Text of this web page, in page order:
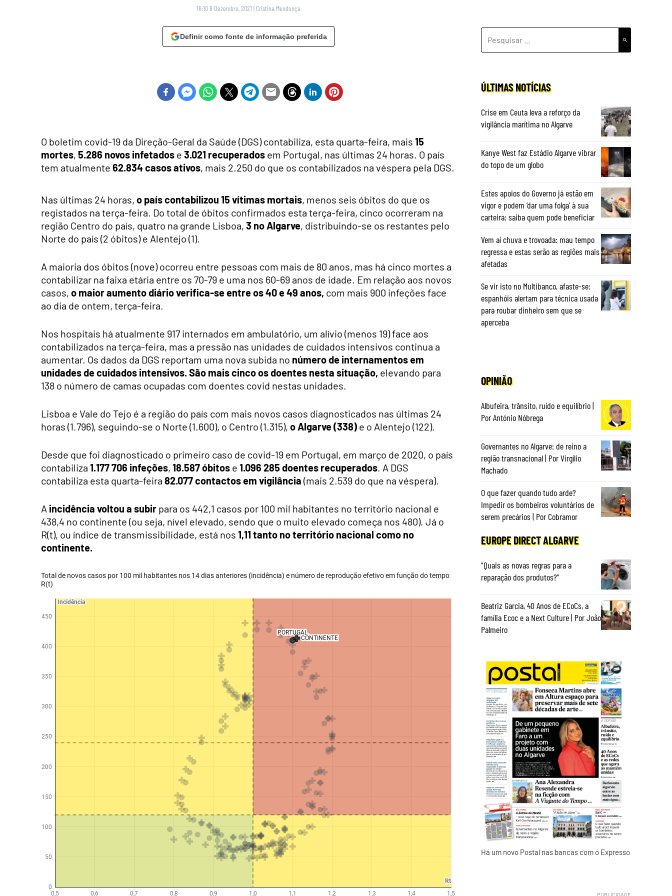
16:10 8 Dezembro, 2021 | Cristina Mendonça
Definir como fonte de informação preferida
O boletim covid-19 da Direção-Geral da Saúde (DGS) contabiliza, esta quarta-feira, mais 15
mortes, 5.286 novos infetados e 3.021 recuperados em Portugal, nas últimas 24 horas. O país
tem atualmente 62.834 casos ativos, mais 2.250 do que os contabilizados na véspera pela DGS.
Nas últimas 24 horas, o país contabilizou 15 vítimas mortais, menos seis óbitos do que os
registados na terça-feira. Do total de óbitos confirmados esta terça-feira, cinco ocorreram na
região Centro do país, quatro na grande Lisboa, 3 no Algarve, distribuindo-se os restantes pelo
Norte do país (2 óbitos) e Alentejo (1).
A maioria dos óbitos (nove) ocorreu entre pessoas com mais de 80 anos, mas há cinco mortes a
contabilizar na faixa etária entre os 70-79 e uma nos 60-69 anos de idade. Em relação aos novos
casos, o maior aumento diário verifica-se entre os 40 e 49 anos, com mais 900 infeções face
ao dia de ontem, terça-feira.
Nos hospitais há atualmente 917 internados em ambulatório, um alívio (menos 19) face aos
contabilizados na terça-feira, mas a pressão nas unidades de cuidados intensivos continua a
aumentar. Os dados da DGS reportam uma nova subida no número de internamentos em
unidades de cuidados intensivos. São mais cinco os doentes nesta situação, elevando para
138 o número de camas ocupadas com doentes covid nestas unidades.
Lisboa e Vale do Tejo é a região do país com mais novos casos diagnosticados nas últimas 24
horas (1.796), seguindo-se o Norte (1.600), o Centro (1.315), o Algarve (338) e o Alentejo (122).
Desde que foi diagnosticado o primeiro caso de covid-19 em Portugal, em março de 2020, o país
contabiliza 1.177 706 infeções, 18.587 óbitos e 1.096 285doentes recuperados. A DGS
contabiliza esta quarta-feira 82.077 contactos em vigilância (mais 2.539 do que na véspera).
A incidência voltou a subir para os 442,1 casos por 100 mil habitantes no território nacional e
438,4 no continente (ou seja, nível elevado, sendo que o muito elevado começa nos 480). Já o
R(t), ou índice de transmissibilidade, está nos 1,11 tanto no território nacional como no
continente.
POR:
ÚLTIMAS NOTÍCIAS
Crise em Ceuta leva a reforço da
vigilância marítima no Algarve
Kanye West faz Estádio Algarve vibrar
do topo de um globo
Estes apoios do Governo já estão em
vigor e podem ‘dar uma folga’ à sua
carteira: saiba quem pode beneficiar
Vem aí chuva e trovoada: mau tempo
regressa e estas serão as regiões mais
afetadas
Se vir isto no Multibanco, afaste-se:
espanhóis alertam para técnica usada
para roubar dinheiro sem que se
aperceba
OPINIÃO
Albufeira, trânsito, ruído e equilíbrio |
Por António Nóbrega
Governantes no Algarve: de reino a
região transnacional | Por Virgílio
Machado
O que fazer quando tudo arde?
Impedir os bombeiros voluntários de
serem precários | Por Cobramor
EUROPE DIRECT ALGARVE
“Quais as novas regras para a
reparação dos produtos?”
Beatriz Garcia, 40 Anos de ECoCs, a
família Ecoc e a Next Culture | Por João
Palmeiro
Há um novo Postal nas bancas com o Expresso